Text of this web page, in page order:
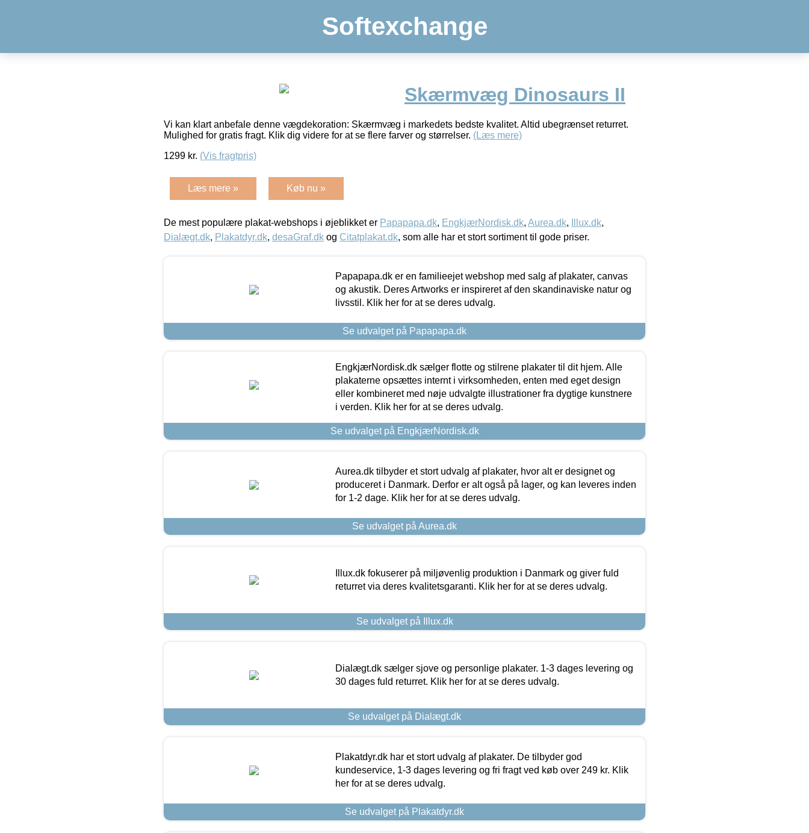
Softexchange
Skærmvæg Dinosaurs II
Vi kan klart anbefale denne vægdekoration: Skærmvæg i markedets bedste kvalitet. Altid ubegrænset returret.
Mulighed for gratis fragt. Klik dig videre for at se flere farver og størrelser. (Læs mere)
1299 kr. (Vis fragtpris)
Læs mere » Køb nu »
De mest populære plakat-webshops i øjeblikket er Papapapa.dk, EngkjærNordisk.dk, Aurea.dk, Illux.dk,
Dialægt.dk, Plakatdyr.dk, desaGraf.dk og Citatplakat.dk, som alle har et stort sortiment til gode priser.
Papapapa.dk er en familieejet webshop med salg af plakater, canvas
og akustik. Deres Artworks er inspireret af den skandinaviske natur og
livsstil. Klik her for at se deres udvalg.
Se udvalget på Papapapa.dk
EngkjærNordisk.dk sælger flotte og stilrene plakater til dit hjem. Alle
plakaterne opsættes internt i virksomheden, enten med eget design
eller kombineret med nøje udvalgte illustrationer fra dygtige kunstnere
i verden. Klik her for at se deres udvalg.
Se udvalget på EngkjærNordisk.dk
Aurea.dk tilbyder et stort udvalg af plakater, hvor alt er designet og
produceret i Danmark. Derfor er alt også på lager, og kan leveres inden
for 1-2 dage. Klik her for at se deres udvalg.
Se udvalget på Aurea.dk
Illux.dk fokuserer på miljøvenlig produktion i Danmark og giver fuld
returret via deres kvalitetsgaranti. Klik her for at se deres udvalg.
Se udvalget på Illux.dk
Dialægt.dk sælger sjove og personlige plakater. 1-3 dages levering og
30 dages fuld returret. Klik her for at se deres udvalg.
Se udvalget på Dialægt.dk
Plakatdyr.dk har et stort udvalg af plakater. De tilbyder god
kundeservice, 1-3 dages levering og fri fragt ved køb over 249 kr. Klik
her for at se deres udvalg.
Se udvalget på Plakatdyr.dk